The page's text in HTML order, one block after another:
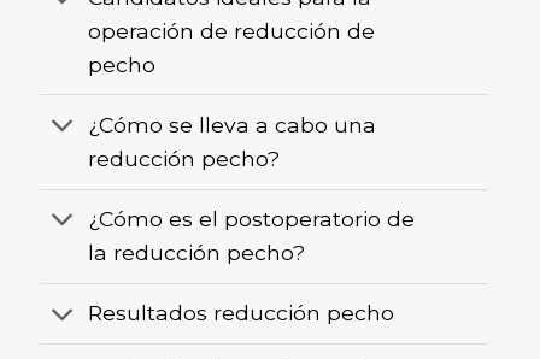
operación de reducción de
pecho
¿Cómo se lleva a cabo una
reducción pecho?
¿Cómo es el postoperatorio de
la reducción pecho?
Resultados reducción pecho